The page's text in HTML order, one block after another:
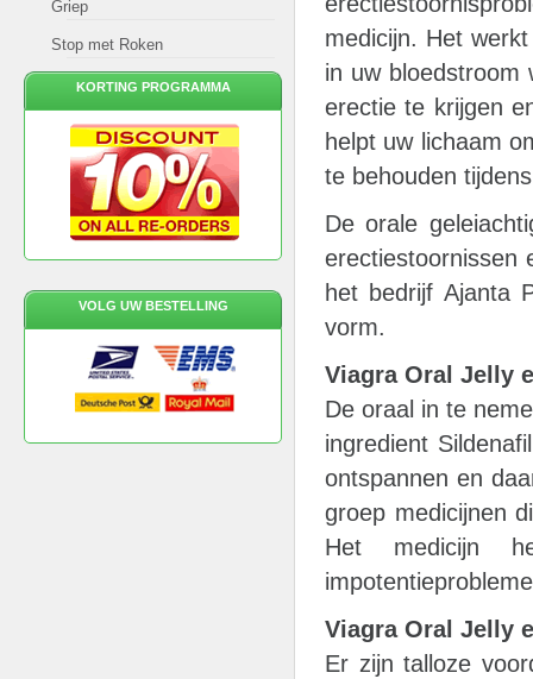
medicijn. Het
in uw bloedstroom
erectie te krijgen
helpt uw lichaam
te behouden
De orale
erectiestoornissen
het bedrijf Ajanta
vorm.
Viagra Oral Jelly
De oraal in te
ingredient
ontspannen en
groep medicijnen
Het medicijn
Viagra Oral Jelly
Er zijn talloze
Griep
Stop met Roken
KORTING PROGRAMMA
VOLG UW BESTELLING